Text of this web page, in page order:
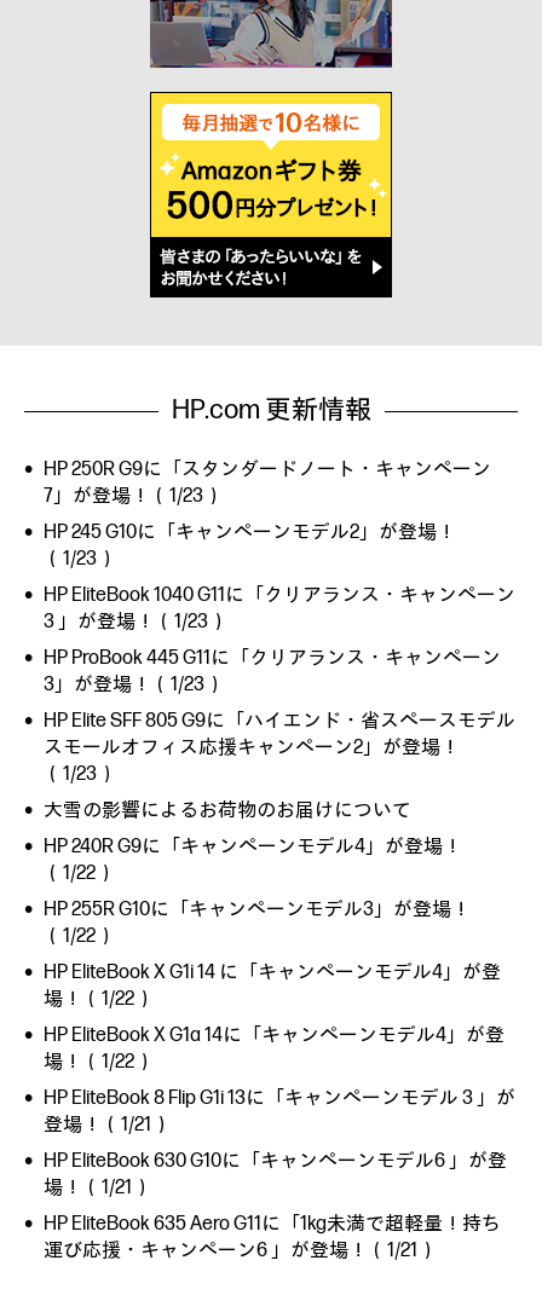
HP.com 更新情報
HP 250R G9に「スタンダードノート・キャンペーン
7」が登場！（1/23）
HP 245 G10に「キャンペーンモデル2」が登場！
（1/23）
HP EliteBook 1040 G11に「クリアランス・キャンペーン
3 」が登場！（1/23）
HP ProBook 445 G11に「クリアランス・キャンペーン
3」が登場！（1/23）
HP Elite SFF 805 G9に「ハイエンド・省スペースモデル
スモールオフィス応援キャンペーン2」が登場！
（1/23）
大雪の影響によるお荷物のお届けについて
HP 240R G9に「キャンペーンモデル4」が登場！
（1/22）
HP 255R G10に「キャンペーンモデル3」が登場！
（1/22）
HP EliteBook X G1i 14 に「キャンペーンモデル4」が登
場！（1/22）
HP EliteBook X G1a 14に「キャンペーンモデル4」が登
場！（1/22）
HP EliteBook 8 Flip G1i 13に「キャンペーンモデル 3 」が
登場！（1/21）
HP EliteBook 630 G10に「キャンペーンモデル6 」が登
場！（1/21）
HP EliteBook 635 Aero G11に「1kg未満で超軽量！持ち
運び応援・キャンペーン6 」が登場！（1/21）